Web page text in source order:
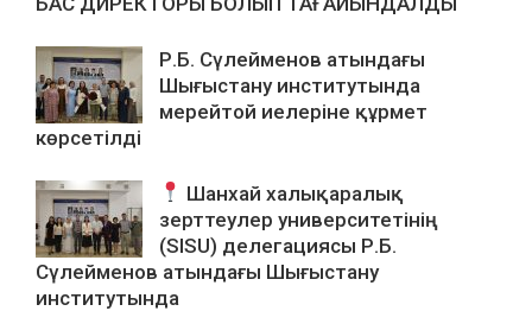
Р.Б. Сүлейменов атындағы
Шығыстану институтында
мерейтой иелеріне құрмет
көрсетілді
Шанхай халықаралық
зерттеулер университетінің
(SISU) делегациясы Р.Б.
Сүлейменов атындағы Шығыстану
институтында